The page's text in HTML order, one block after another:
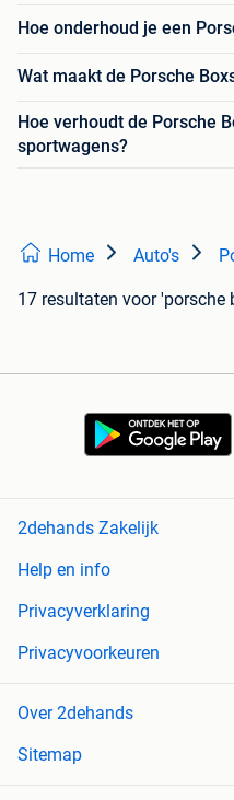
Hoe onderhoud je een
Wat maakt de Porsche
Hoe verhoudt de Porsche
sportwagens?
Home Auto's
17 resultaten voor 'porsche
2dehands Zakelijk
Help en info
Privacyverklaring
Privacyvoorkeuren
Over 2dehands
Sitemap